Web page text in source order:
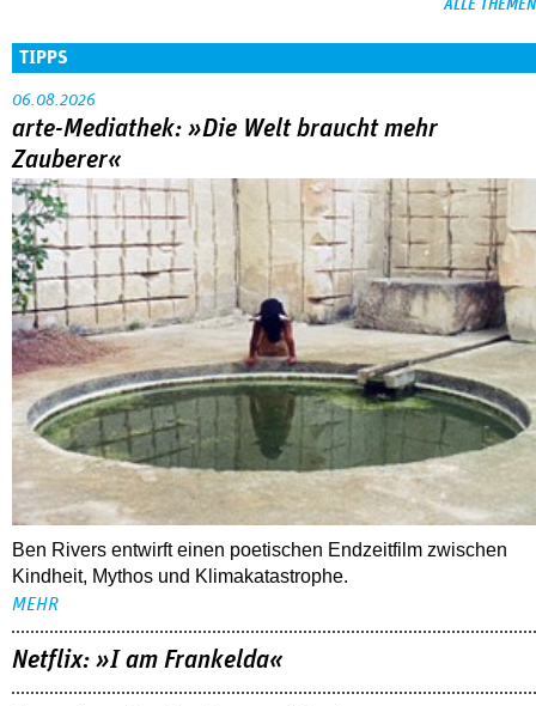
ALLE THEMEN
TIPPS
06.08.2026
arte-Mediathek: »Die Welt braucht mehr
Zauberer«
Ben Rivers entwirft einen poetischen Endzeitfilm zwischen
Kindheit, Mythos und Klimakatastrophe.
MEHR
Netflix: »I am Frankelda«